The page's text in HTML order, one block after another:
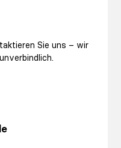
Sie uns – wir